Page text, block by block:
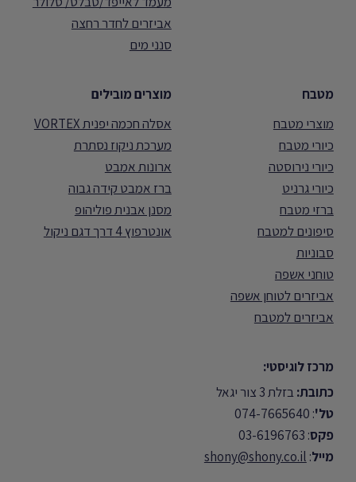
אביזרים לחדר רחצה
סנני מים
מטבח
מוצרי מטבח
כיורי מטבח
כיורי נירוסטה
כיורי גרניט
ברזי מטבח
סיפונים למטבח
סבוניות
טוחני אשפה
אביזרים לטוחן אשפה
אביזרים למטבח
מוצרים מובילים
אסלה חכמה יפנית VORTEX
מערכת ניקוז נסתרת
ארונות אמבט
ברז אמבט קידה גבוה
מסנן אבנית פוליהופ
אונטרפוץ 4 דרך דגם ניקול
מרכז לוגיסטי:
כתובת:בזלת 3 צור יגאל
טל': 074-7665640
פקס: 03-6196763
מייל:
shony@shony.co.il